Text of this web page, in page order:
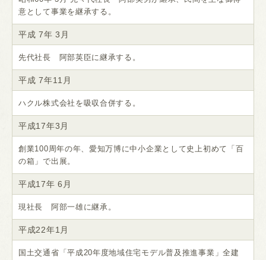
意として事業を継承する。
平成 7年 3月
先代社長 阿部英臣に継承する。
平成 7年11月
ハクル株式会社を吸収合併する。
平成17年3月
創業100周年の年、愛知万博に中小企業として史上初めて「百
の箱」で出展。
平成17年 6月
現社長 阿部一雄に継承。
平成22年1月
国土交通省「平成20年度地域住宅モデル普及推進事業」全建